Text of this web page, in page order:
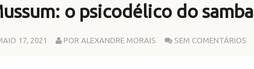
o psicodélico do samba
17, 2021 POR ALEXANDRE MORAIS SEM COMENTÁRIOS